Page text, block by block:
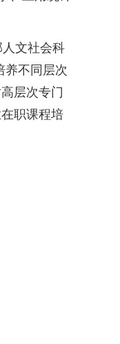
文社会科
养不同层次
层次专门
职课程培